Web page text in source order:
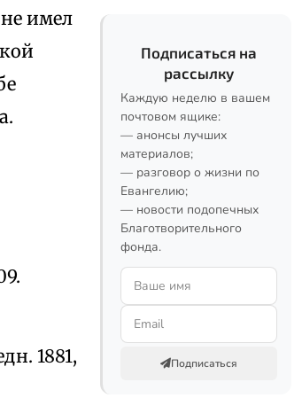
имел
1881,
Подписаться на
рассылку
Каждую неделю в вашем
почтовом ящике:
— анонсы лучших
материалов;
— разговор о жизни по
Евангелию;
— новости подопечных
Благотворительного
фонда.
Подписаться